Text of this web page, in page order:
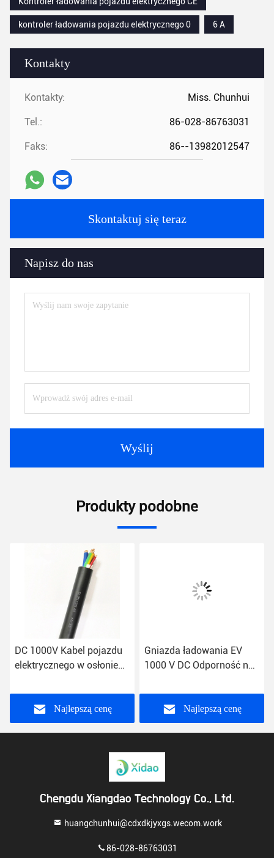
Kontakty
Kontakty: Miss. Chunhui
Tel.: 86-028-86763031
Faks: 86--13982012547
Skontaktuj się teraz
Napisz do nas
Wyślij
kontroler ładowania pojazdu elektrycznego 0 6 A
Produkty podobne
DC 1000V Kabel pojazdu
elektrycznego w osłonie
drutu miedzianego
Najlepszą cenę
Gniazda ładowania EV
1000 V DC Odporność na
Najlepszą cenę
Chengdu Xiangdao Technology Co., Ltd.
huangchunhui@cdxdkjyxgs.wecom.work
86-028-86763031